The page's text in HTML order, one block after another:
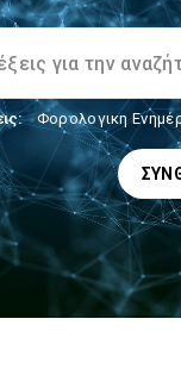
Φορολογικη